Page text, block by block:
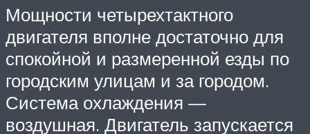
Мощности четырехтактного
двигателя вполне достаточно для
спокойной и размеренной езды по
городским улицам и за городом.
Система охлаждения —
воздушная. Двигатель запускается